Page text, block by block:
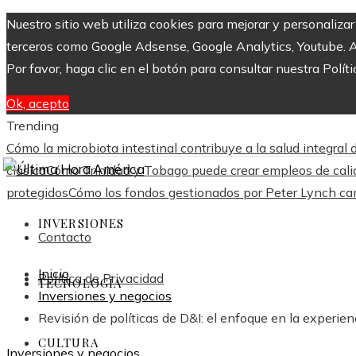
Nuestro sitio web utiliza cookies para mejorar y
terceros como Google Adsense, Google Analytics,
Por favor, haga clic en el botón para consultar nuestra
Ok, acepto
Trending
Cómo la microbiota intestinal contribuye a la salud integral
clásicaCómo Trinidad y Tobago puede crear empleos de
protegidosCómo los fondos gestionados por Peter Lynch
Contacto
Política de Privacidad
INVERSIONES
TECNOLOGÍA
CULTURA
Inicio
Inversiones y negocios
Revisión de políticas de D&I: el enfoque en la
Inversiones y negocios